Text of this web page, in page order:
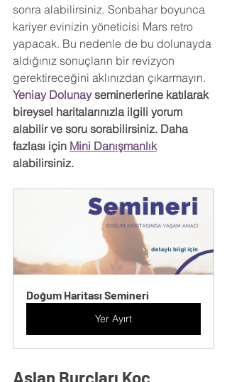
sonra alabilirsiniz. Sonbahar boyunca
kariyer evinizin yöneticisi Mars retro
yapacak. Bu nedenle de bu dolunayda
aldığınız sonuçların bir revizyon
gerektireceğini aklınızdan çıkarmayın.
Yeniay Dolunay seminerlerine katılarak
bireysel haritalarınızla ilgili yorum
alabilir ve soru sorabilirsiniz. Daha
fazlası için Mini Danışmanlık
alabilirsiniz.
Doğum Haritası Semineri
Yer Ayırt
Aslan Burçları Koç